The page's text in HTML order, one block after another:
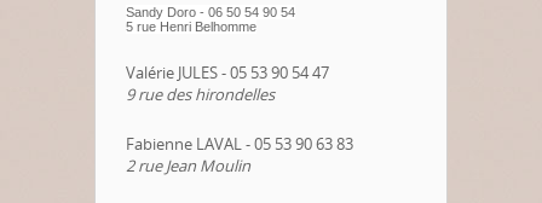
Sandy Doro - 06 50 54 90 54
5 rue Henri Belhomme
Valérie JULES - 05 53 90 54 47
9 rue des hirondelles
Fabienne LAVAL - 05 53 90 63 83
2 rue Jean Moulin